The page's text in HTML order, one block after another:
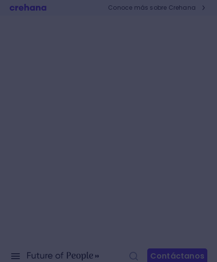
Conoce más sobre Crehana
Contáctanos